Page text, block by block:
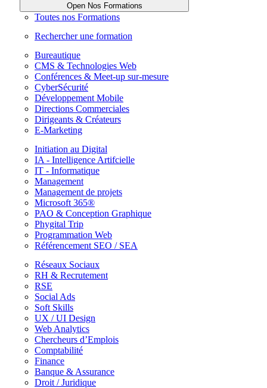
Open Nos Formations
Toutes nos Formations
Rechercher une formation
Bureautique
CMS & Technologies Web
Conférences & Meet-up sur-mesure
CyberSécurité
Développement Mobile
Directions Commerciales
Dirigeants & Créateurs
E-Marketing
Initiation au Digital
IA - Intelligence Artifcielle
IT - Informatique
Management
Management de projets
Microsoft 365®
PAO & Conception Graphique
Phygital Trip
Programmation Web
Référencement SEO / SEA
Réseaux Sociaux
RH & Recrutement
RSE
Social Ads
Soft Skills
UX / UI Design
Web Analytics
Chercheurs d’Emplois
Comptabilité
Finance
Banque & Assurance
Droit / Juridique